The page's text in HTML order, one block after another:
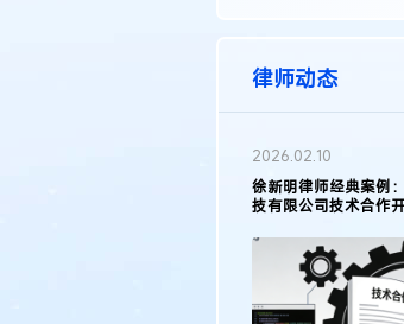
地理标志
集成电路布
传统文化
律师动态
2026.02.10
徐新明律师经典案例
技有限公司技术合作